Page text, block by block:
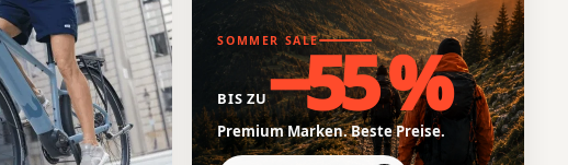
SOMMER SALE
BIS ZU−55 %
Premium Marken. Beste Preise.